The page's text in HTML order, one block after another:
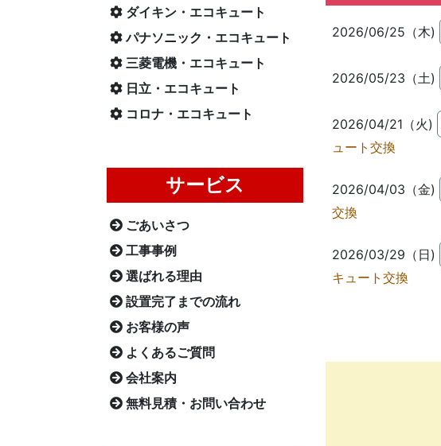
ダイキン・エコキュート
パナソニック・エコキュート
三菱電機・エコキュート
日立・エコキュート
コロナ・エコキュート
サービス
ごあいさつ
工事事例
選ばれる理由
設置完了までの流れ
お客様の声
よくあるご質問
会社案内
無料見積・お問い合わせ
2026/06/25（木)
2026/05/23（土)
2026/04/21（火)
ュート交換
2026/04/03（金)
交換
2026/03/29（日)
キュート交換